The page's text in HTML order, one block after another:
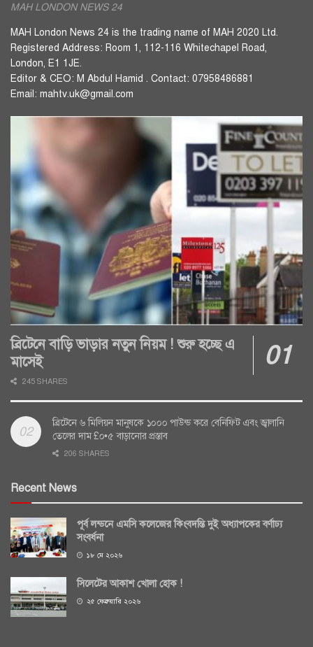
MAH LONDON NEWS 24
MAH London News 24 is the trading name of MAH 2020 Ltd.
Registered Address: Room 1, 112-116 Whitechapel Road,
London, E1 1JE.
Editor & CEO: M Abdul Hamid . Contact: 07958486881
Email: mahtv.uk@gmail.com
ব্রিটেনে বাড়ি ভাড়ার নতুন নিয়ম ! শুরু হচ্ছে এ
মাসেই
245 SHARES
ব্রিটেনে ৬ মিলিয়ন মানুষকে ১০০০ পাউন্ড করে বেনিফিট এবং জ্বালানি
তেলের দাম £০•৫ বাড়ানোর প্রস্তাব
206 SHARES
Recent News
পূর্ব লন্ডনে এমসি কলেজের কিংবদন্তি দুই অধ্যাপকের বর্ণাঢ্য
সংবর্ধনা
১৮ মে ২০২৬
সিলেটের আকাশ খোলা হোক !
২৫ ফেব্রুয়ারি ২০২৬